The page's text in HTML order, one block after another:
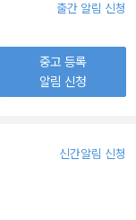
출간 알림 신청
중고 등록
알림 신청
신간알림 신청